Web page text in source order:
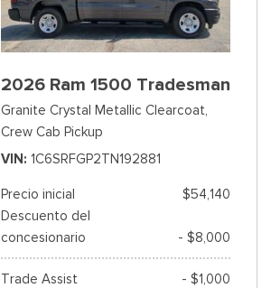
2026 Ram 1500 Tradesman
Granite Crystal Metallic Clearcoat,
Crew Cab Pickup
VIN 1C6SRFGP2TN192881
Precio inicial
$54,140
Descuento del
concesionario
- $8,000
Trade Assist
- $1,000